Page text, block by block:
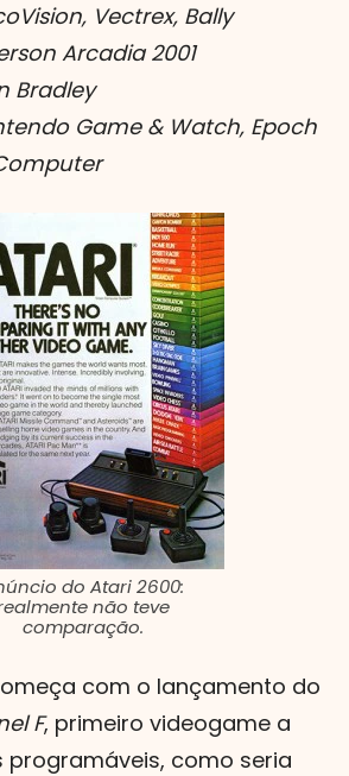
Vectrex, Bally
Arcadia 2001
Bradley
Game & Watch, Epoch
do Atari 2600:
não teve
comparação.
com o lançamento do
F, primeiro videogame a
programáveis, como seria